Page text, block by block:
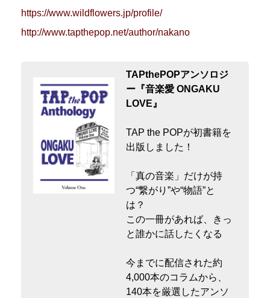
https://www.wildflowers.jp/profile/
http://www.tapthepop.net/author/nakano
TAPthePOPアンソロジ
ー『音楽愛 ONGAKU
LOVE』
TAP the POPが初書籍を
出版しました！
「真の音楽」だけが持
つ“繋がり”や“物語”と
は？
この一冊があれば、きっ
と誰かに話したくなる
今までに配信された約
4,000本のコラムから、
140本を厳選したアンソ